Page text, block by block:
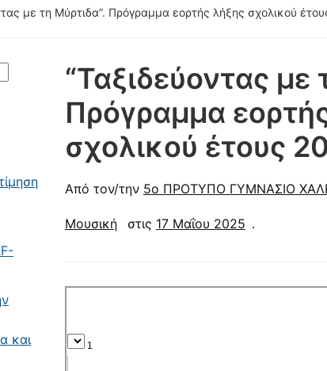
με τη Μύρτιδα”. Πρόγραμμα εορτής λήξης σχολικού
και
“Ταξιδεύοντας με
Πρόγραμμα
σχολικού έτους
Από τον/την 5ο ΠΡΟΤΥΠΟ ΓΥΜΝΑΣΙΟ
Μουσική στις 17 Μαΐου 2025 .